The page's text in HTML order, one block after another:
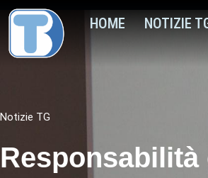
HOME NOTIZIE
Notizie TG